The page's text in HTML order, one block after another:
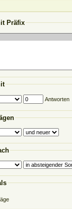
Präfix
Antworten